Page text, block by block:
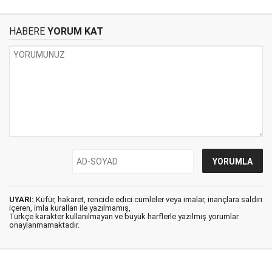
HABERE YORUM KAT
UYARI: Küfür, hakaret, rencide edici cümleler veya imalar, inançlara saldırı
içeren, imla kuralları ile yazılmamış,
Türkçe karakter kullanılmayan ve büyük harflerle yazılmış yorumlar
onaylanmamaktadır.